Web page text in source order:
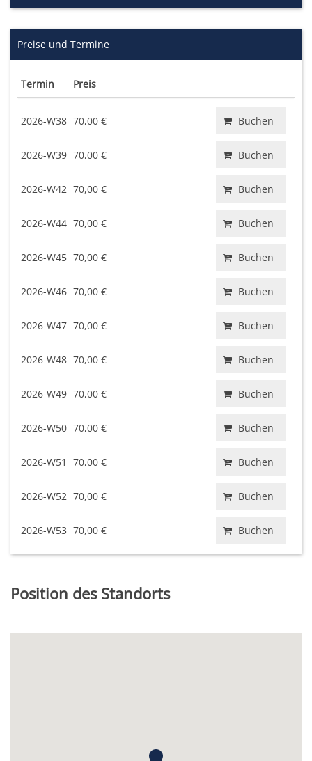
Preise und Termine
Termin Preis
2026-W38 70,00 € Buchen
2026-W39 70,00 € Buchen
2026-W42 70,00 € Buchen
2026-W44 70,00 € Buchen
2026-W45 70,00 € Buchen
2026-W46 70,00 € Buchen
2026-W47 70,00 € Buchen
2026-W48 70,00 € Buchen
2026-W49 70,00 € Buchen
2026-W50 70,00 € Buchen
2026-W51 70,00 € Buchen
2026-W52 70,00 € Buchen
2026-W53 70,00 € Buchen
Position des Standorts